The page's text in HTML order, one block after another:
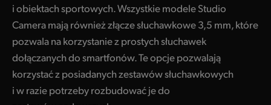
i obiektach sportowych. Wszystkie modele Studio
Camera mają również złącze słuchawkowe 3,5 mm, które
pozwala na korzystanie z prostych słuchawek
dołączanych do smartfonów. Te opcje pozwalają
korzystać z posiadanych zestawów słuchawkowych
i w razie potrzeby rozbudować je do